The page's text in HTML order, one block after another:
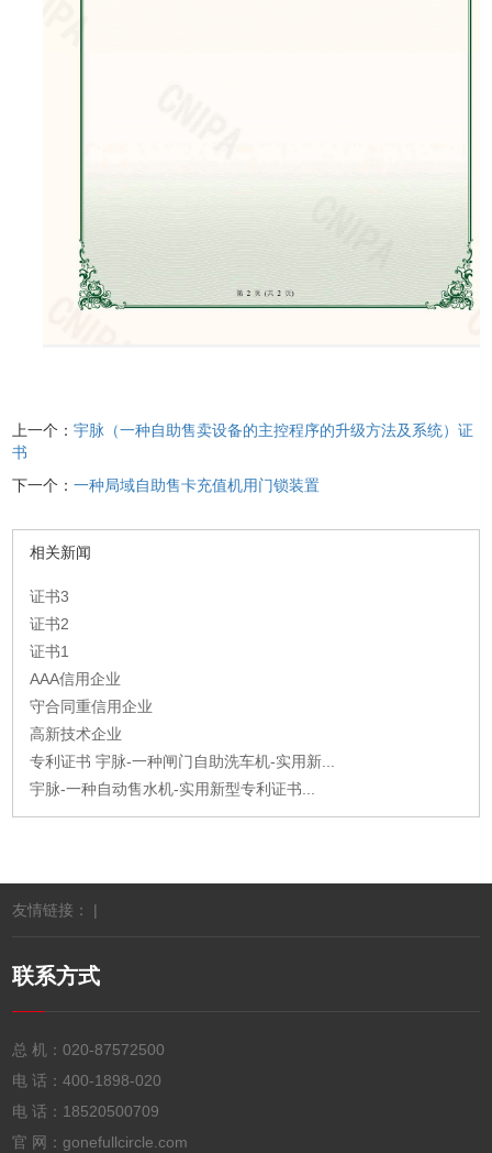
上一个：宇脉（一种自助售卖设备的主控程序的升级方法及系统）证
书
下一个：一种局域自助售卡充值机用门锁装置
相关新闻
证书3
证书2
证书1
AAA信用企业
守合同重信用企业
高新技术企业
专利证书 宇脉-一种闸门自助洗车机-实用新...
宇脉-一种自动售水机-实用新型专利证书...
友情链接： |
联系方式
总 机：020-87572500
电 话：400-1898-020
电 话： 18520500709
官 网：gonefullcircle.com